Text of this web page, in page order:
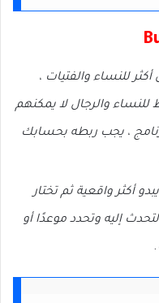
للنساء والفتيات ،
للنساء والرجال لا يمكنهم
، يجب ربطه بحسابك
أكثر واقعية ثم تختار
إليه وتحدد موعدًا أو
.